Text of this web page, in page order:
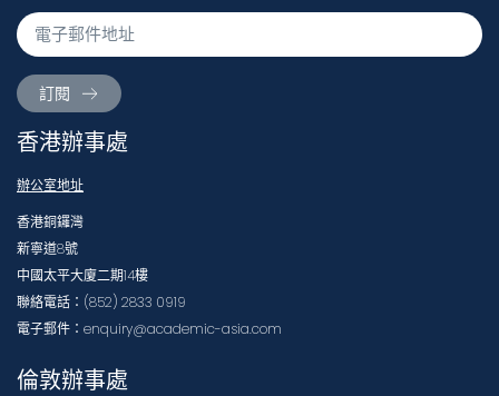
訂閱
香港辦事處
辦公室地址
香港銅鑼灣
新寧道8號
中國太平大廈二期14樓
聯絡電話：(852) 2833 0919
電子郵件：enquiry@academic-asia.com
倫敦辦事處